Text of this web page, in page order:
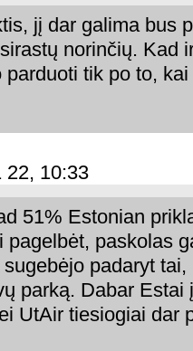
jį dar galima bus
norinčių. Kad
tik po to,
22, 10:33
51% Estonian
pagelbėt, paskolas
padaryt
parką. Dabar Estai
UtAir tiesiogiai dar